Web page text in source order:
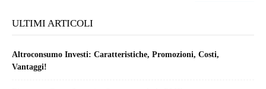
ULTIMI ARTICOLI
Altroconsumo Investi: Caratteristiche, Promozioni, Costi,
Vantaggi!